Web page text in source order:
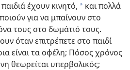
έχουν κινητό, a και πολλά
για να μπαίνουν στο
τους στο δωμάτιό τους.
όταν επιτρέπετε στο παιδί
είναι τα οφέλη; Πόσος χρόνος
θεωρείται υπερβολικός;